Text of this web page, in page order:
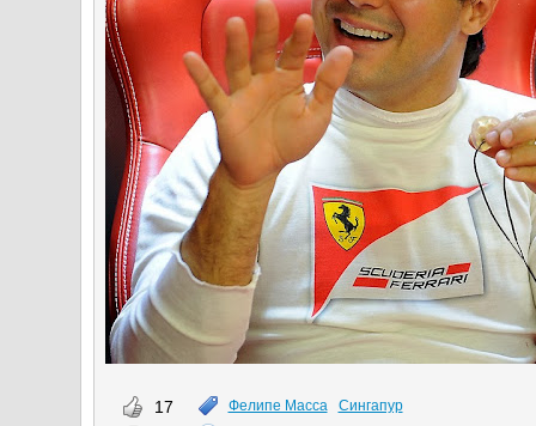
17
Фелипе Масса
Сингапур